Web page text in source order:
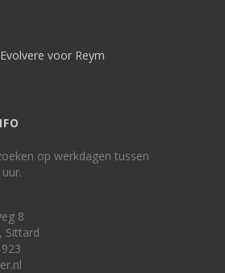
voor Reym
op werkdagen tussen
8
Sittard